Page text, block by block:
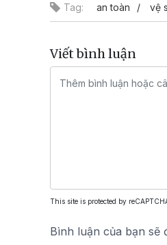
Tag: an toàn vệ
Viết bình luận
This site is protected by
Bình luận của bạn sẽ